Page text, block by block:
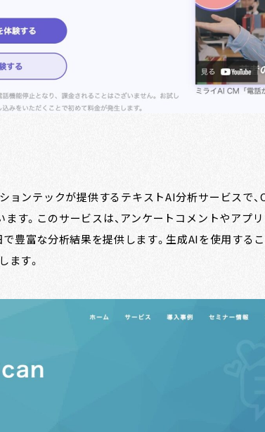
ョンテックが提供するテキストAI分析サービスで
ます。このサービスは、アンケートコメントやアプ
豊富な分析結果を提供します。生成AIを使用する
ます。